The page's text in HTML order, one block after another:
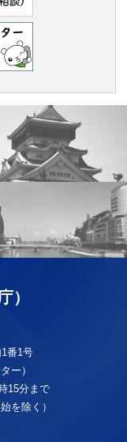
）
番1号
ー）
15分まで
を除く）